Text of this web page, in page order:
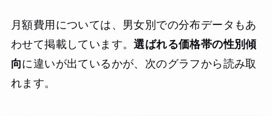
月額費用については、男女別での分布データもあ
わせて掲載しています。選ばれる価格帯の性別傾
向に違いが出ているかが、次のグラフから読み取
れます。